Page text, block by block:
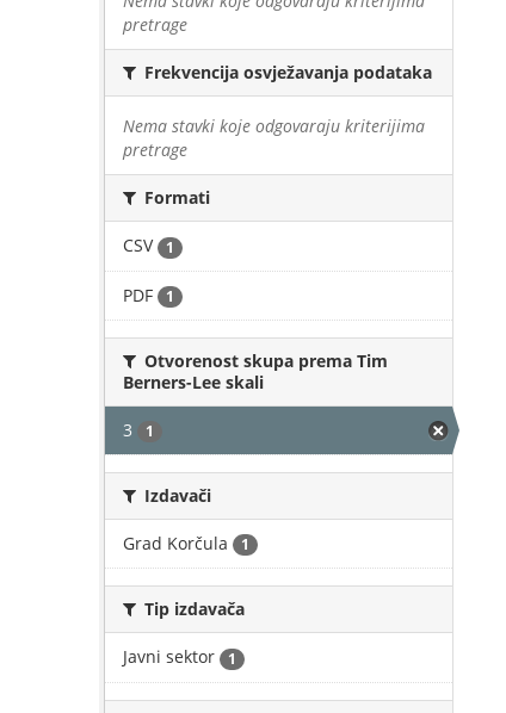
pretrage
Frekvencija osvježavanja podataka
Nema stavki koje odgovaraju kriterijima
pretrage
Formati
CSV 1
PDF 1
Otvorenost skupa prema Tim
Berners-Lee skali
3 1
Izdavači
Grad Korčula 1
Tip izdavača
Javni sektor 1